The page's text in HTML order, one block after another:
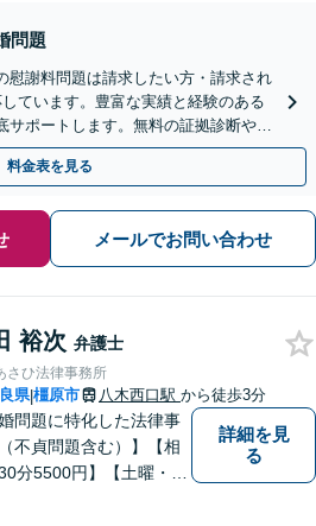
問題
慰謝料問題は請求したい方・請求され
ています。豊富な実績と経験のある
サポートします。無料の証拠診断や着
安心してご相談ください。
料金表を見る
メールでお問い合わせ
裕次 弁護士
さひ法律事務所
県|橿原市 八木西口駅 から徒歩3分
婚問題に特化した法律事
不貞問題含む）】【相
分5500円】【土曜・夜
詳細を見
る